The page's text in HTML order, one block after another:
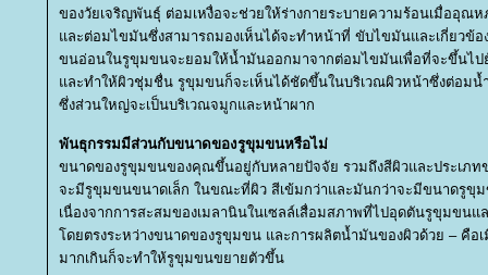
ของวัยเจริญพันธุ์ ต่อมเหงื่อจะช่วยให้ร่างกายระบายความร้อนเมื่ออุณ
ละต่อมไขมันซึ่งสามารถมองเห็นได้จะทำหน้าที่ ขับไขมันและเกี่ยวข้
ขนอ่อนในรูขุมขนจะยอมให้น้ำมันออกมาจากต่อมไขมันเพื่อที่จะขึ้นไ
ละทำให้ผิวชุ่มชื่น รูขุมขนก็จะเห็นได้ชัดขึ้นในบริเวณผิวหน้าซึ่งต่อม
ซึ่งส่วนใหญ่จะเป็นบริเวณจมูกและหน้าผาก
พันธุกรรมมีส่วนกับขนาดของรูขุมขนหรือไม่
ขนาดของรูขุมขนของคุณขึ้นอยู่กับหลายปัจจัย รวมถึงสีผิวและประเภท
จะมีรูขุมขนขนาดเล็ก ในขณะที่ผิว สีเข้มกว่าและมันกว่าจะมีขนาดรูขุ
เนื่องจากการสะสมของเมลานินในเซลล์เสื่อมสภาพที่ไปอุดตันรูขุมขน
ดยตรงระหว่างขนาดของรูขุมขน และการผลิตน้ำมันของผิวด้ว – คือ
มากเกินก็จะทำให้รูขุมขนขยายตัวขึ้น